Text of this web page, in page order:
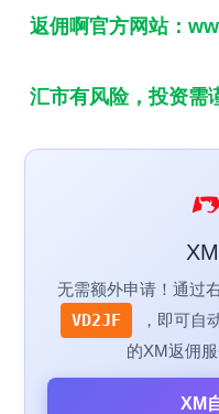
返佣啊官方网站：
汇市有风险，投资需
无需额外申请！通过
VD2JF
，即可自
的XM返佣
XM